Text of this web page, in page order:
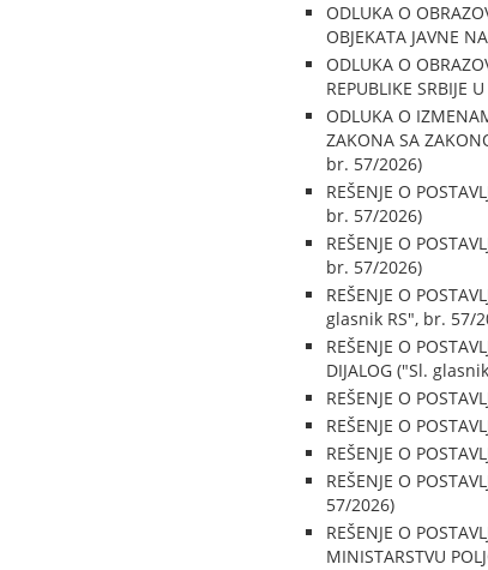
ODLUKA O
OBJEKATA JAVNE
ODLUKA O
REPUBLIKE SRBIJE
ODLUKA O
ZAKONA SA
br. 57/2026)
REŠENJE O
br. 57/2026)
REŠENJE O
br. 57/2026)
REŠENJE O
glasnik RS", br. 57/
REŠENJE O
DIJALOG ("Sl.
REŠENJE O
REŠENJE O
REŠENJE O
REŠENJE O
57/2026)
REŠENJE O
MINISTARSTVU